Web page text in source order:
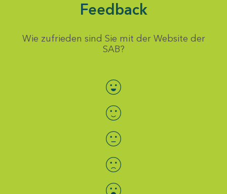
Feedback
Wie zufrieden sind Sie mit der Website der
SAB?
Bewertung auswählen